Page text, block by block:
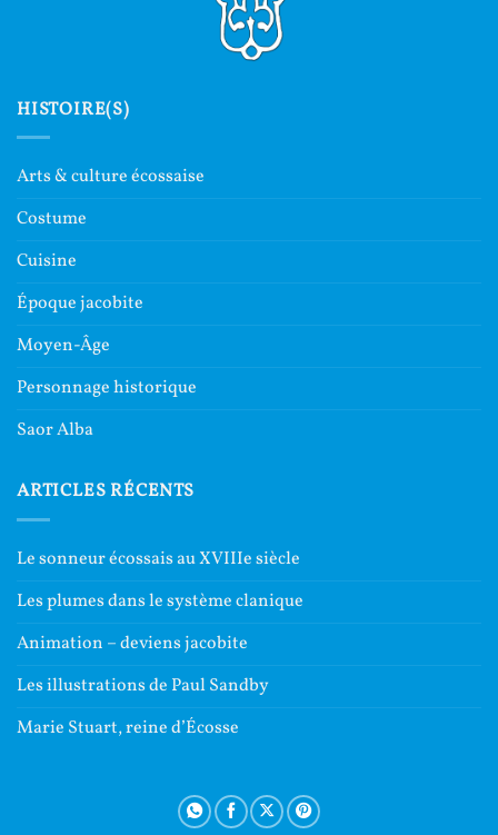
HISTOIRE(S)
Arts & culture écossaise
Costume
Cuisine
Époque jacobite
Moyen-Âge
Personnage historique
Saor Alba
ARTICLES RÉCENTS
Le sonneur écossais au XVIIIe siècle
Les plumes dans le système clanique
Animation – deviens jacobite
Les illustrations de Paul Sandby
Marie Stuart, reine d’Écosse